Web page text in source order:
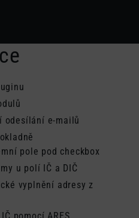
odesílání e-mailů
pole pod checkbox
u polí IČ a DIČ
vyplnění adresy z